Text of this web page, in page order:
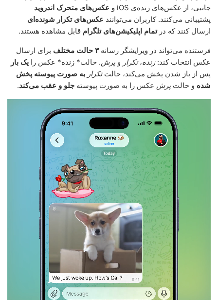
جانبی، از عکس‌های زنده‌ی iOS و
عکس‌های متحرک اندروید
پشتیبانی می‌کنند. کاربران می‌توانند عکس‌های تکرار شونده‌ای
ارسال کنند که درتمام اپلیکیشن‌های تلگرام قابل مشاهده هستند.
فرستنده می‌تواند در ویرایشگر رسانه۳ حالت مختلف
برای ارسال
عکس انتخاب کند:زنده،تکرار و پرش. حالت* زنده* عکس را یک بار
پس از باز شدن پخش می‌کند، حالتتکرار به صورت پیوسته پخش
شده و حالت پرش عکس را به صورت پیوسته جلو و عقب می‌کند.